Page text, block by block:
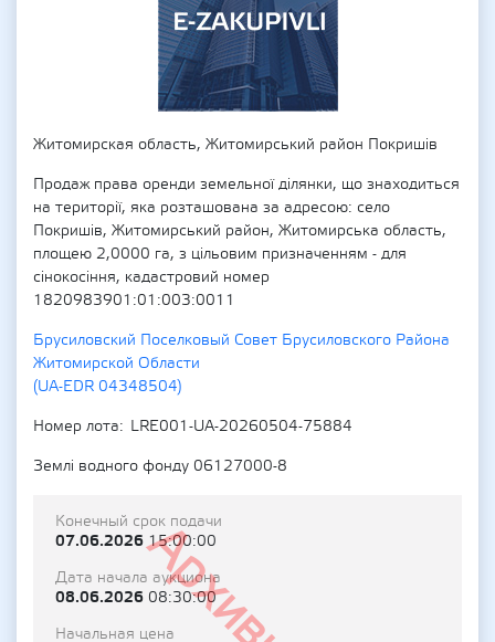
Житомирская область, Житомирський район Покришів
Продаж права оренди земельної ділянки, що знаходиться
на території, яка розташована за адресою: село
Покришів, Житомирський район, Житомирська область,
площею 2,0000 га, з цільовим призначенням - для
сінокосіння, кадастровий номер
1820983901:01:003:0011
Брусиловский Поселковый Совет Брусиловского Района
Житомирской Области
(UA-EDR 04348504)
Номер лота
LRE001-UA-20260504-75884
Землі водного фонду 06127000-8
Конечный срок подачи
07.06.202615:00:00
Дата начала аукциона
08.06.2026 08:30:00
Начальная цена